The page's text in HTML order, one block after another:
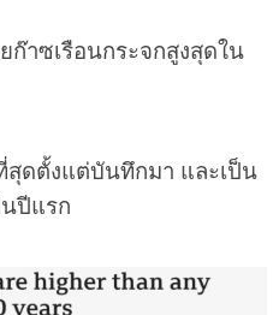
ก๊าซเรือนกระจกสูงสุดใน
สุดตั้งแต่บันทึกมา และเป็น
นปีแรก